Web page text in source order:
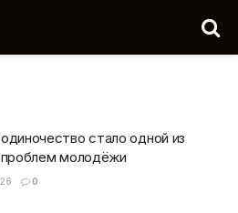
стало одной из
проблем молодёжи
0